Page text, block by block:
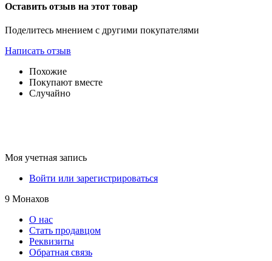
Оставить отзыв на этот товар
Поделитесь мнением с другими покупателями
Написать отзыв
Похожие
Покупают вместе
Случайно
Моя учетная запись
Войти или зарегистрироваться
9 Монахов
О нас
Стать продавцом
Реквизиты
Обратная связь